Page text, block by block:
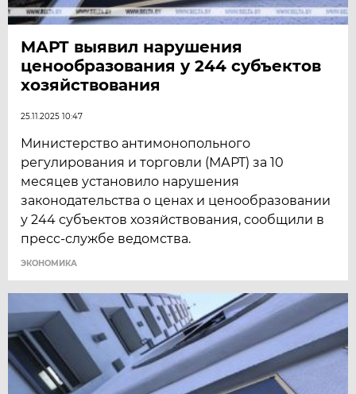
МАРТ выявил нарушения
ценообразования у 244 субъектов
хозяйствования
25.11.2025 10:47
Министерство антимонопольного
регулирования и торговли (МАРТ) за 10
месяцев установило нарушения
законодательства о ценах и ценообразовании
у 244 субъектов хозяйствования, сообщили в
пресс-службе ведомства.
ЭКОНОМИКА